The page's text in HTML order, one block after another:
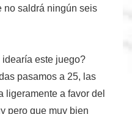
no saldrá ningún seis
idearía este juego?
pasamos a 25, las
ligeramente a favor del
pero que muy bien